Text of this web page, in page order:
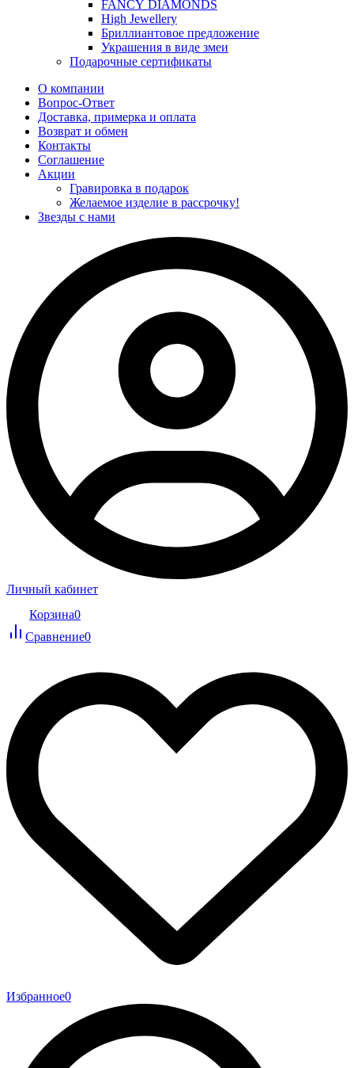
FANCY DIAMONDS
High Jewellery
Бриллиантовое предложение
Украшения в виде змеи
Подарочные сертификаты
О компании
Вопрос-Ответ
Доставка, примерка и оплата
Возврат и обмен
Контакты
Соглашение
Акции
Гравировка в подарок
Желаемое изделие в рассрочку!
Звезды с нами
Личный кабинет
Корзина0
Сравнение0
Избранное0